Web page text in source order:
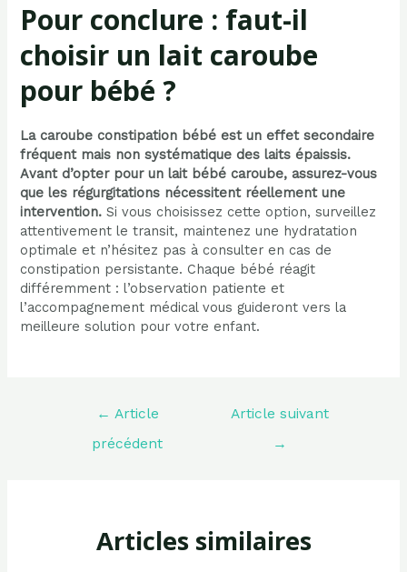
Pour conclure : faut-il
choisir un lait caroube
pour bébé ?
La caroube constipation bébé est un effet secondaire
fréquent mais non systématique des laits épaissis.
Avant d’opter pour un lait bébé caroube, assurez-vous
que les régurgitations nécessitent réellement une
intervention. Si vous choisissez cette option, surveillez
attentivement le transit, maintenez une hydratation
optimale et n’hésitez pas à consulter en cas de
constipation persistante. Chaque bébé réagit
différemment : l’observation patiente et
l’accompagnement médical vous guideront vers la
meilleure solution pour votre enfant.
l’article
← Article
précédent
Article suivant
→
Articles similaires